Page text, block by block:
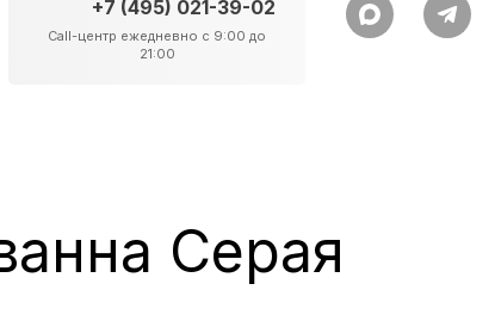
+7 (495) 021-39-02
Call-центр ежедневно с 9:00 до
21:00
Серая